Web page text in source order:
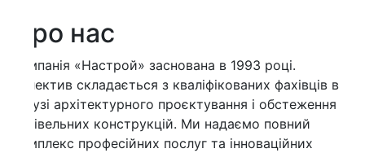
нас
«Настрой» заснована в 1993 році.
складається з кваліфікованих фахівців в
архітектурного проєктування і обстеження
конструкцій. Ми надаємо повний
професійних послуг та інноваційних